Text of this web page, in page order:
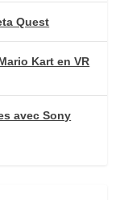
Quest
Kart en VR
avec Sony